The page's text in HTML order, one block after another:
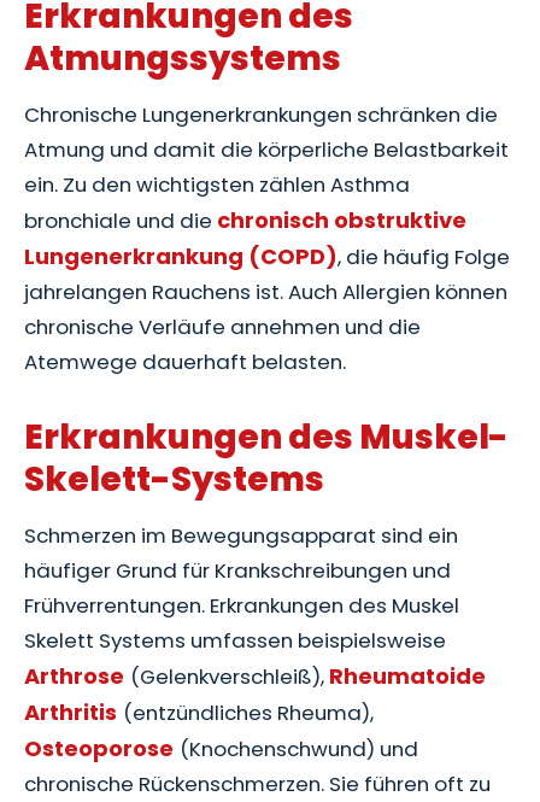
Erkrankungen des
Atmungssystems
Chronische Lungenerkrankungen schränken die
Atmung und damit die körperliche Belastbarkeit
ein. Zu den wichtigsten zählen Asthma
bronchiale und die chronisch obstruktive
Lungenerkrankung (COPD), die häufig Folge
jahrelangen Rauchens ist. Auch Allergien können
chronische Verläufe annehmen und die
Atemwege dauerhaft belasten.
Erkrankungen des Muskel-
Skelett-Systems
Schmerzen im Bewegungsapparat sind ein
häufiger Grund für Krankschreibungen und
Frühverrentungen. Erkrankungen des Muskel
Skelett Systems umfassen beispielsweise
Arthrose (Gelenkverschleiß), Rheumatoide
Arthritis (entzündliches Rheuma),
Osteoporose (Knochenschwund) und
chronische Rückenschmerzen. Sie führen oft zu